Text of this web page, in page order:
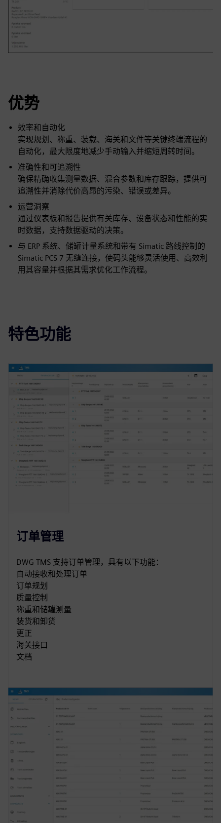
优势
效率和自动化
实现规划、称重、装载、海关和文件等关键终端流程的
自动化，最大限度地减少手动输入并缩短周转时间。
准确性和可追溯性
确保精确收集测量数据、混合参数和库存跟踪，提供可
追溯性并消除代价高昂的污染、错误或差异。
运营洞察
通过仪表板和报告提供有关库存、设备状态和性能的实
时数据，支持数据驱动的决策。
与 ERP 系统、储罐计量系统和带有 Simatic 路线控制的
Simatic PCS 7 无缝连接，使码头能够灵活使用、高效利
用其容量并根据其需求优化工作流程。
特色功能
订单管理
DWG TMS 支持订单管理，具有以下功能：
自动接收和处理订单
订单规划
质量控制
称重和储罐测量
装货和卸货
更正
海关接口
文档